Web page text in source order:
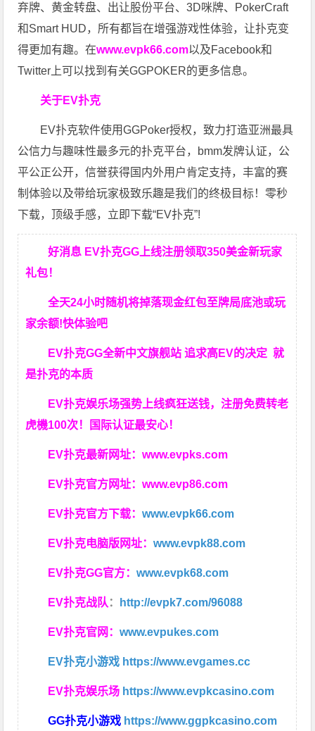
弃牌、黄金转盘、出让股份平台、3D咪牌、PokerCraft
和Smart HUD，所有都旨在增强游戏性体验，让扑克变
得更加有趣。在www.evpk66.com以及Facebook和
Twitter上可以找到有关GGPOKER的更多信息。
关于EV扑克
EV扑克软件使用GGPoker授权，致力打造亚洲最具
公信力与趣味性最多元的扑克平台，bmm发牌认证，公
平公正公开，信誉获得国内外用户肯定支持，丰富的赛
制体验以及带给玩家极致乐趣是我们的终极目标！零秒
下载，顶级手感，立即下载“EV扑克”!
好消息 EV扑克GG上线注册领取350美金新玩家
礼包！
全天24小时随机将掉落现金红包至牌局底池或玩
家余额!快体验吧
EV扑克GG全新中文旗舰站 追求高EV的决定就
是扑克的本质
EV扑克娱乐场强势上线疯狂送钱，注册免费转老
虎機100次！国际认证最安心！
EV扑克最新网址：www.evpks.com
EV扑克官方网址：www.evp86.com
EV扑克官方下载：www.evpk66.com
EV扑克电脑版网址：www.evpk88.com
EV扑克GG官方：www.evpk68.com
EV扑克战队 ： http://evpk7.com/96088
EV扑克官网：www.evpukes.com
EV扑克小游戏 https://www.evgames.cc
EV扑克娱乐场 https://www.evpkcasino.com
GG扑克小游戏 https://www.ggpkcasino.com